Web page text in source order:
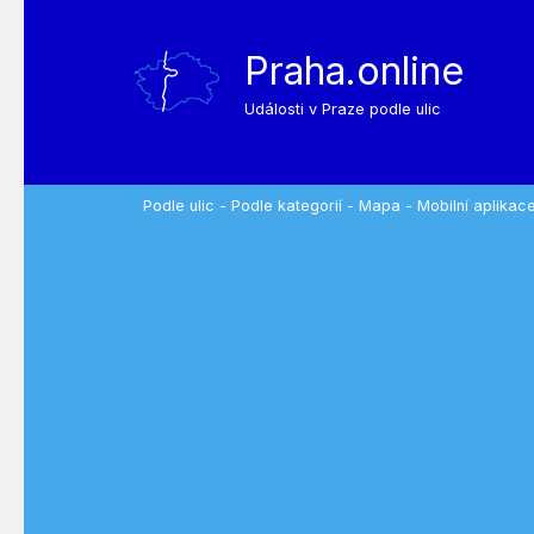
Praha.online
Události v Praze podle ulic
Podle ulic - Podle kategorií - Mapa - Mobilní